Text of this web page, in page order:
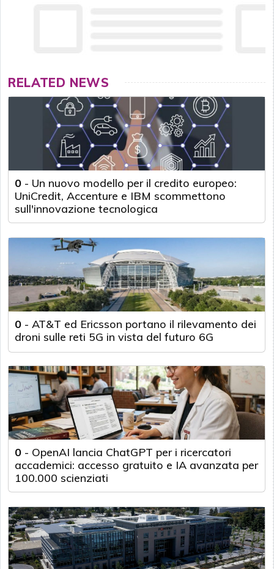
RELATED NEWS
0 - Un nuovo modello per il credito europeo:
UniCredit, Accenture e IBM scommettono
sull'innovazione tecnologica
0 - AT&T ed Ericsson portano il rilevamento dei
droni sulle reti 5G in vista del futuro 6G
0 - OpenAI lancia ChatGPT per i ricercatori
accademici: accesso gratuito e IA avanzata per
100.000 scienziati